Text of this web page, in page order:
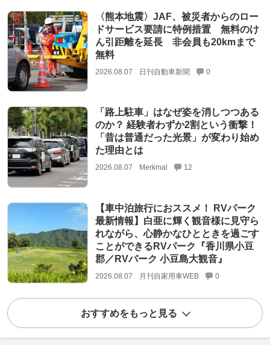
〈熊本地震〉JAF、被災者からのロー
ドサービス要請に特例措置 無料のけ
ん引距離を延長 非会員も20kmまで
無料
2026.08.07 日刊自動車新聞 0
「路上駐車」はなぜ姿を消しつつある
のか？ 経験者わずか2割という衝撃！
「昔は普通だった光景」が変わり始め
た理由とは
2026.08.07 Merkmal 12
【車中泊旅行におススメ！ RVパーク
最新情報】白亜に輝く観音様に見守ら
れながら、心静かなひとときを過ごす
ことができるRVパーク『香川県小豆
郡／RVパーク 小豆島大観音』
2026.08.07 月刊自家用車WEB 0
おすすめをもっと見る